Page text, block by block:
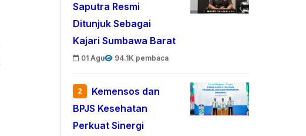
Saputra Resmi
Ditunjuk Sebagai
Kajari Sumbawa Barat
01 Agu 94.1K pembaca
2
Kemensos dan
BPJS Kesehatan
Perkuat Sinergi